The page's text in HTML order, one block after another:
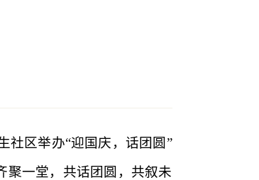
社区举办“迎国庆，话团圆”
聚一堂，共话团圆，共叙未